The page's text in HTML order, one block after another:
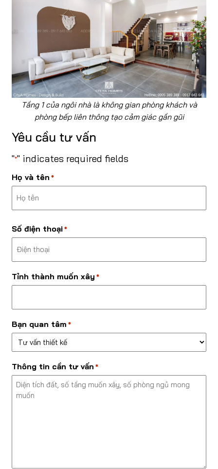
Tầng 1 của ngôi nhà là không gian phòng khách và
phòng bếp liên thông tạo cảm giác gần gũi
Yêu cầu tư vấn
"*" indicates required fields
Họ và tên *
Số điện thoại *
Tỉnh thành muốn xây *
Bạn quan tâm *
Thông tin cần tư vấn *